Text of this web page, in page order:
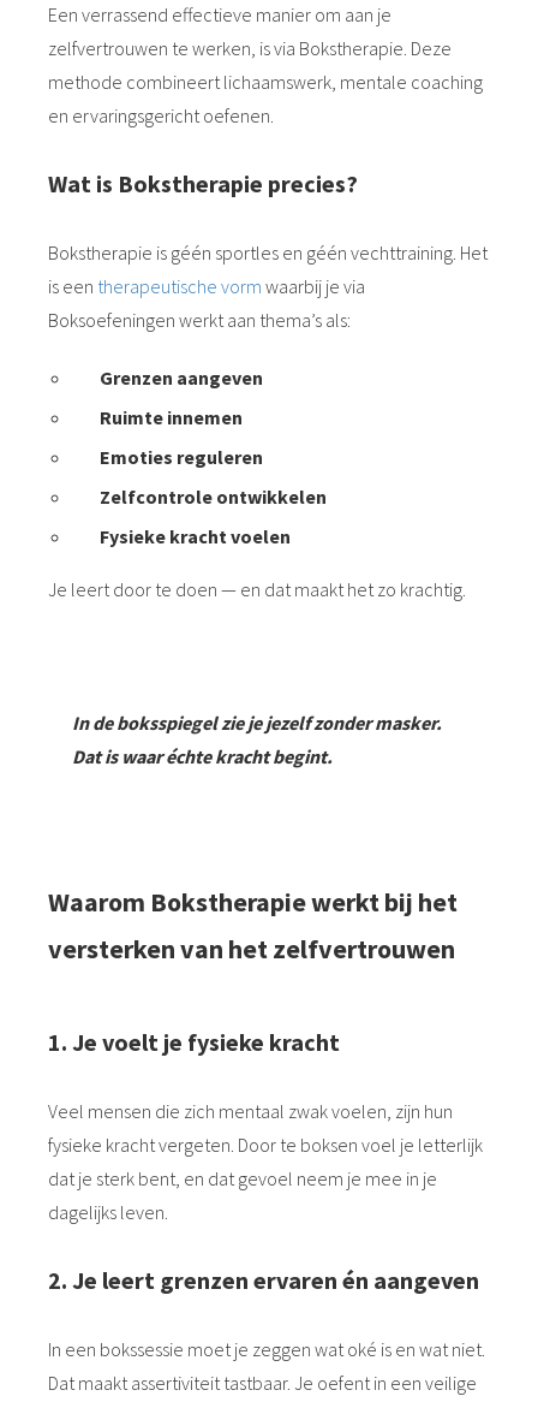
Een verrassend effectieve manier om aan je
zelfvertrouwen te werken, is via Bokstherapie. Deze
methode combineert lichaamswerk, mentale coaching
en ervaringsgericht oefenen.
Wat is Bokstherapie precies?
Bokstherapie is géén sportles en géén vechttraining. Het
is een therapeutische vorm waarbij je via
Boksoefeningen werkt aan thema’s als:
Grenzen aangeven
Ruimte innemen
Emoties reguleren
Zelfcontrole ontwikkelen
Fysieke kracht voelen
Je leert door te doen — en dat maakt het zo krachtig.
In de boksspiegel zie je jezelf zonder masker.
Dat is waar échte kracht begint.
Waarom Bokstherapie werkt bij het
versterken van het zelfvertrouwen
1. Je voelt je fysieke kracht
Veel mensen die zich mentaal zwak voelen, zijn hun
fysieke kracht vergeten. Door te boksen voel je letterlijk
dat je sterk bent, en dat gevoel neem je mee in je
dagelijks leven.
2. Je leert grenzen ervaren én aangeven
In een bokssessie moet je zeggen wat oké is en wat niet.
Dat maakt assertiviteit tastbaar. Je oefent in een veilige